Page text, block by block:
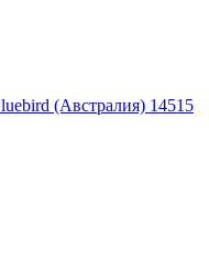
(Австралия) 14515